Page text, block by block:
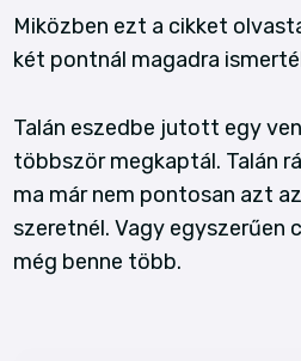
Miközben ezt a cikket
két pontnál magadra
Talán eszedbe jutott egy
többször megkaptál. Talán
ma már nem pontosan azt
szeretnél. Vagy egyszerűen
még benne több.